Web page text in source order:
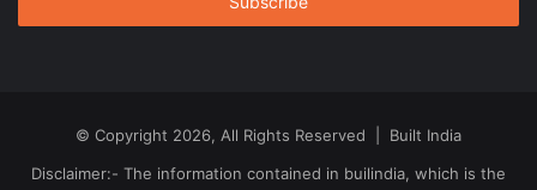
© Copyright 2026, All Rights Reserved | Built India
Disclaimer:- The information contained in builindia, which is the